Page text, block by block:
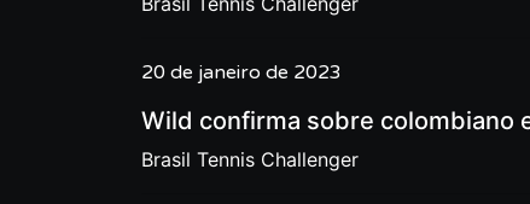
20 de janeiro de 2023
Wild confirma sobre colombiano
Brasil Tennis Challenger